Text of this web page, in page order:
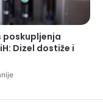
poskupljenja
Dizel dostiže i